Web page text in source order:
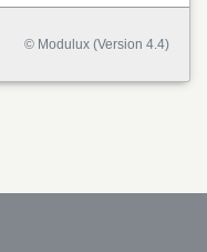
© Modulux (Version 4.4)